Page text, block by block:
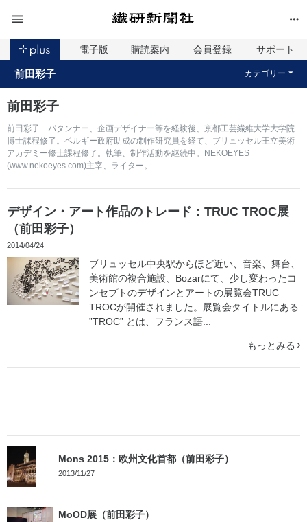
電子版 購読案内 会員登録 サポート
前田彩子 カテゴリー
前田彩子
前田彩子 パタンナー、企画デザイナー等を経験後、京都工芸繊維大学大学院
博士課程修了。ベルギー政府助成の制作研究員を経て、ブリュッセル王立美術
アカデミー修士課程修了。執筆、制作活動を継続中。NEKOEYES
(www.nekoeyes.com)主宰、ライター。
デザイン・アート作品のトレード：TRUC TROC展
（前田彩子）
2014/04/24
ブリュッセル中央駅からほど近い、音楽、舞台、
美術館の複合施設、Bozarにて、少し変わったコ
ンセプトのデザインとアートの展覧会TRUC
TROCが開催されました。展覧会タイトルにある
”TROC” とは、フランス語...
もっとみる
Mons 2015：欧州文化首都（前田彩子）
2013/11/27
MoOD展（前田彩子）